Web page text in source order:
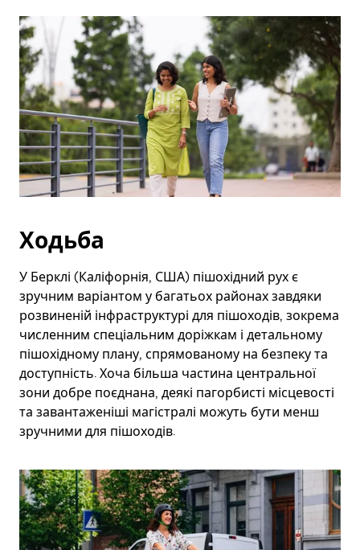
натисніть
клавішу
ESC.
Ходьба
У Берклі (Каліфорнія, США) пішохідний рух є
зручним варіантом у багатьох районах завдяки
розвиненій інфраструктурі для пішоходів, зокрема
численним спеціальним доріжкам і детальному
пішохідному плану, спрямованому на безпеку та
доступність. Хоча більша частина центральної
зони добре поєднана, деякі пагорбисті місцевості
та завантаженіші магістралі можуть бути менш
зручними для пішоходів.